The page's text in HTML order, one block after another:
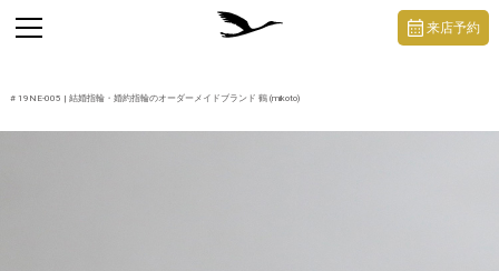
# 19NE-005 | 結婚指輪・婚約指輪のオーダーメイドブランド 鶴 (mikoto)
toggle
navigation
来店予約